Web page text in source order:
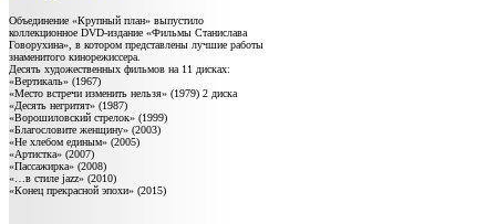
Объединение «Крупный план» выпустило
коллекционное DVD-издание «Фильмы Станислава
Говорухина», в котором представлены лучшие работы
знаменитого кинорежиссера.
Десять художественных фильмов на 11 дисках:
«Вертикаль» (1967)
«Место встречи изменить нельзя» (1979) 2 диска
«Десять негритят» (1987)
«Ворошиловский стрелок» (1999)
«Благословите женщину» (2003)
«Не хлебом единым» (2005)
«Артистка» (2007)
«Пассажирка» (2008)
«…в стиле jazz» (2010)
«Конец прекрасной эпохи» (2015)